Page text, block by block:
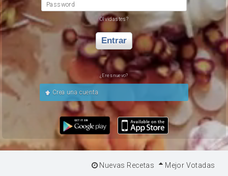
Password
Olvidastes?
Entrar
¿Eres nuevo?
Crea una cuenta
Nuevas Recetas Mejor Votadas